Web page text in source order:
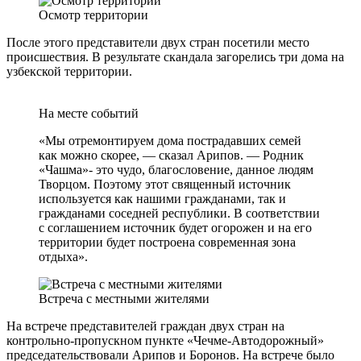
Осмотр территории
После этого представители двух стран посетили место
происшествия. В результате скандала загорелись три дома на
узбекской территории.
На месте событий
«Мы отремонтируем дома пострадавших семей
как можно скорее, — сказал Арипов. — Родник
«Чашма»- это чудо, благословение, данное людям
Творцом. Поэтому этот священный источник
используется как нашими гражданами, так и
гражданами соседней республики. В соответствии
с соглашением источник будет огорожен и на его
территории будет построена современная зона
отдыха».
Встреча с местными жителями
На встрече представителей граждан двух стран на
контрольно-пропускном пункте «Чечме-Автодорожный»
председательствовали Арипов и Боронов. На встрече было